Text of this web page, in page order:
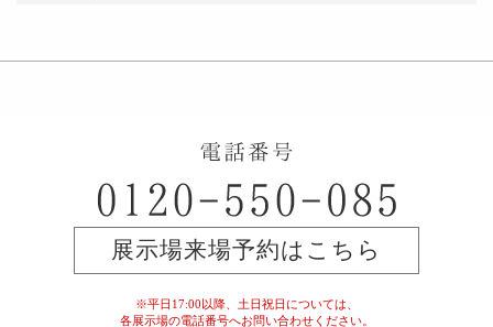
展示場来場予約はこちら
※平日17:00以降、土日祝日については、
各展示場の電話番号へお問い合わせください。